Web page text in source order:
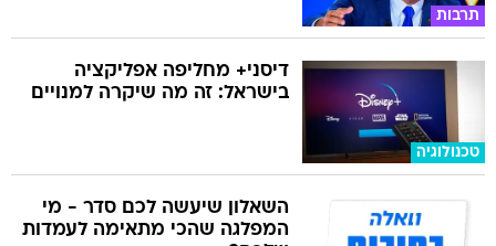
תרבות
טכנולוגיה
דיסני+ מחליפה אפליקציה
בישראל: זה מה שיקרה למנויים
השאלון שיעשה לכם סדר - מי
המפלגה שהכי מתאימה לעמדות